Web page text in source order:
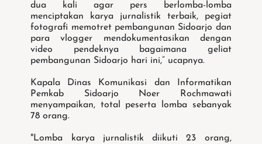
dua kali agar pers berlomba-lomba
menciptakan karya jurnalistik terbaik, pegiat
fotografi memotret pembangunan Sidoarjo dan
para vlogger mendokumentasikan dengan
video pendeknya bagaimana geliat
pembangunan Sidoarjo hari ini,” ucapnya.
Kapala Dinas Komunikasi dan Informatikan
Pemkab Sidoarjo Noer Rochmawati
menyampaikan, total peserta lomba sebanyak
78 orang.
"Lomba karya jurnalistik diikuti 23 orang,